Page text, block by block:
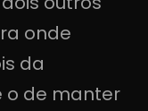
onde
da
o de manter